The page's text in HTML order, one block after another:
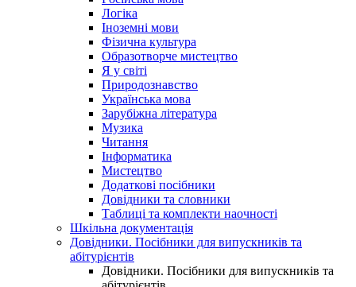
Логіка
Іноземні мови
Фізична культура
Образотворче мистецтво
Я у світі
Природознавство
Українська мова
Зарубіжна література
Музика
Читання
Інформатика
Мистецтво
Додаткові посібники
Довідники та словники
Таблиці та комплекти наочності
Шкільна документація
Довідники. Посібники для випускників та
абітурієнтів
Довідники. Посібники для випускників та